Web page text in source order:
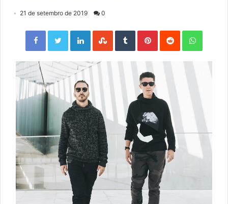
21 de setembro de 2019 0
Facebook Twitter LinkedIn StumbleUpon Tumblr Pinterest Reddit